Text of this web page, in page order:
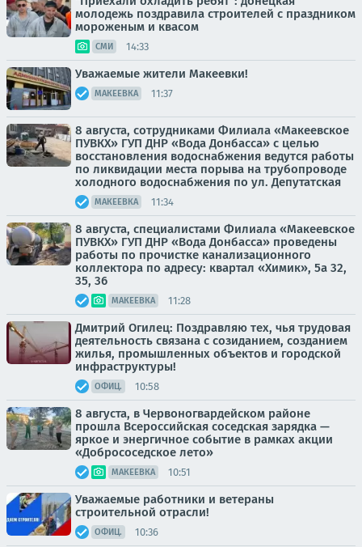
молодежь поздравила строителей с праздником
мороженым и квасом
СМИ 14:33
Уважаемые жители Макеевки!
МАКЕЕВКА 11:37
8 августа, сотрудниками Филиала «Макеевское
ПУВКХ» ГУП ДНР «Вода Донбасса» с целью
восстановления водоснабжения ведутся работы
по ликвидации места порыва на трубопроводе
холодного водоснабжения по ул. Депутатская
МАКЕЕВКА 11:34
8 августа, специалистами Филиала «Макеевское
ПУВКХ» ГУП ДНР «Вода Донбасса» проведены
работы по прочистке канализационного
коллектора по адресу: квартал «Химик», 5а 32,
35, 36
МАКЕЕВКА 11:28
Дмитрий Огилец: Поздравляю тех, чья трудовая
деятельность связана с созиданием, созданием
жилья, промышленных объектов и городской
инфраструктуры!
ОФИЦ. 10:58
8 августа, в Червоногвардейском районе
прошла Всероссийская соседская зарядка —
яркое и энергичное событие в рамках акции
«Добрососедское лето»
МАКЕЕВКА 10:51
Уважаемые работники и ветераны
строительной отрасли!
ОФИЦ. 10:36